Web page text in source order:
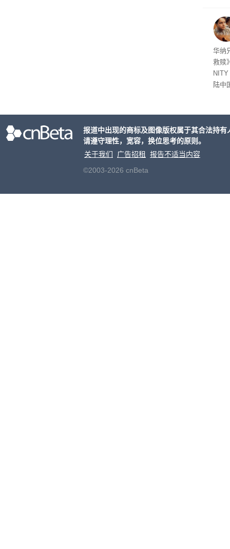
一
恐怖
华纳
救赎
陆中
报道中出现的商标及图像版权属于其合法持
请遵守理性，宽容，换位思考的原则。
关于我们
广告招租
报告不适当内容
©2003-2026 cnBeta